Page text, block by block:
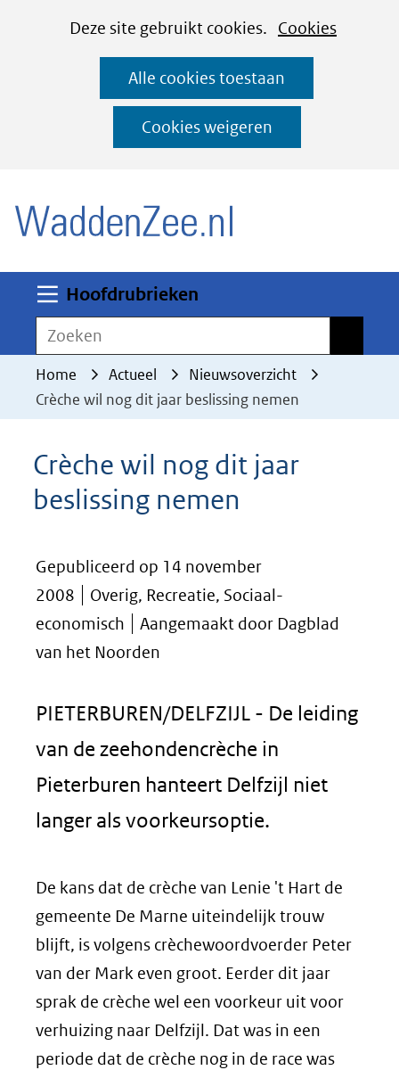
CookiesDeze site gebruikt cookies. Cookies
deze
worden
toegestaan
geweigerd.
Alle cookies toestaan
Cookies weigeren
Ga
naar
de
inhoud
Hoofdrubrieken
Zoeken
Home Actueel
Nieuwsoverzicht
Crèche wil nog dit jaar beslissing nemen
Crèche wil nog dit jaar
beslissing nemen
Gepubliceerd op 14 november
2008
Overig, Recreatie, Sociaal-
economisch
Aangemaakt door Dagblad
van het Noorden
PIETERBUREN/DELFZIJL - De leiding
van de zeehondencrèche in
Pieterburen hanteert Delfzijl niet
langer als voorkeursoptie.
De kans dat de crèche van Lenie 't Hart de
gemeente De Marne uiteindelijk trouw
blijft, is volgens crèchewoordvoerder Peter
van der Mark even groot. Eerder dit jaar
sprak de crèche wel een voorkeur uit voor
verhuizing naar Delfzijl. Dat was in een
periode dat de crèche nog in de race was